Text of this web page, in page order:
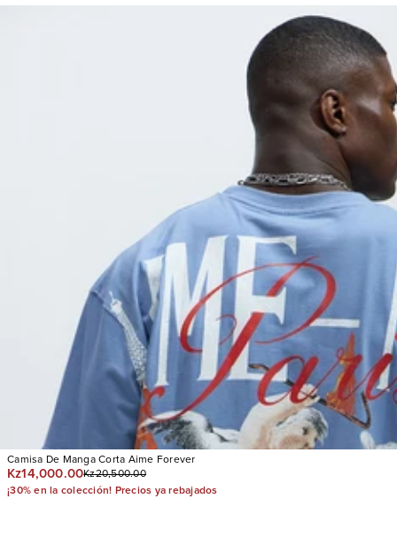
Camisa De Manga Corta Aime Forever
Kz14,000.00Kz20,500.00
¡30% en la colección! Precios ya rebajados